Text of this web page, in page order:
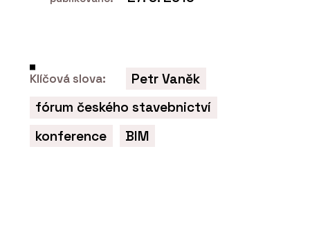
PRODUKTY
Klíčová slova:
Petr Vaněk
fórum českého stavebnictví
konference
BIM